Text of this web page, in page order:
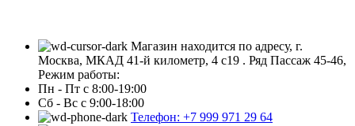
Магазин находится по адресу, г.
Москва, МКАД 41-й километр, 4 с19 . Ряд Пассаж 45-46,
Режим работы:
Пн - Пт с 8:00-19:00
Сб - Вс с 9:00-18:00
Телефон: +7 999 971 29 64